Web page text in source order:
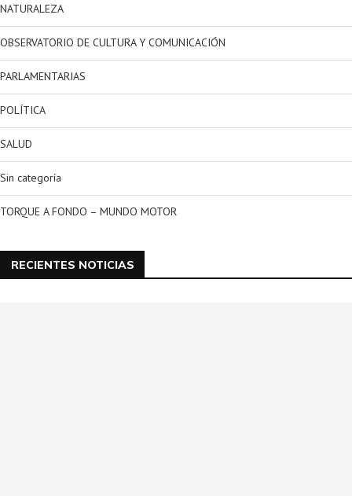
NATURALEZA
OBSERVATORIO DE CULTURA Y COMUNICACIÓN
PARLAMENTARIAS
POLÍTICA
SALUD
Sin categoría
TORQUE A FONDO – MUNDO MOTOR
RECIENTES NOTICIAS